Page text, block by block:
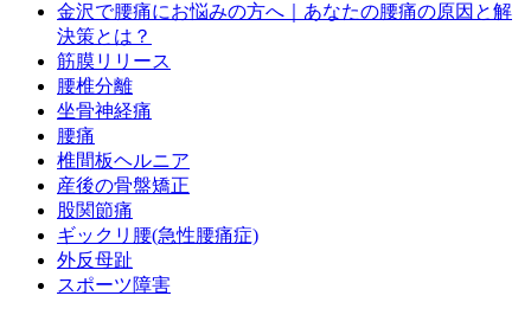
金沢で腰痛にお悩みの方へ｜あなたの腰痛の原因と解
決策とは？
筋膜リリース
腰椎分離
坐骨神経痛
腰痛
椎間板ヘルニア
産後の骨盤矯正
股関節痛
ギックリ腰(急性腰痛症)
外反母趾
スポーツ障害